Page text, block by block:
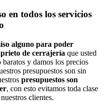
en todos los servicios
alguno para poder
de cerrajería que usted
y damos los precios
presupuestos son sin
presupuestos son
, con esto evitamos toda clase
clientes.